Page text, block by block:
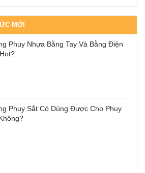
MỚI
Phuy Nhựa Bằng Tay Và Bằng Điện
Phuy Sắt Có Dùng Được Cho Phuy